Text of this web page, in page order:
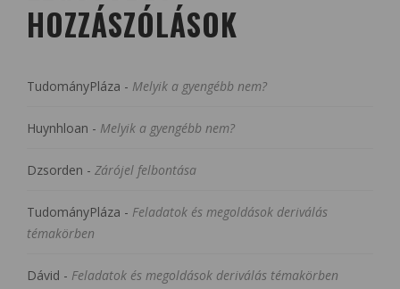
HOZZÁSZÓLÁSOK
TudományPláza - Melyik a gyengébb nem?
Huynhloan - Melyik a gyengébb nem?
Dzsorden - Zárójel felbontása
TudományPláza - Feladatok és megoldások deriválás
témakörben
Dávid - Feladatok és megoldások deriválás témakörben